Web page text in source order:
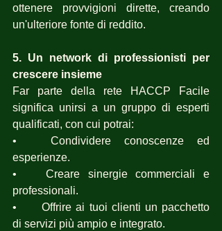
ottenere provvigioni dirette, creando
un'ulteriore fonte di reddito.
5. Un network di professionisti per
crescere insieme
Far parte della rete HACCP Facile
significa unirsi a un gruppo di esperti
qualificati, con cui potrai:
•	Condividere conoscenze ed
esperienze.
•	Creare sinergie commerciali e
professionali.
•	Offrire ai tuoi clienti un pacchetto
di servizi più ampio e integrato.